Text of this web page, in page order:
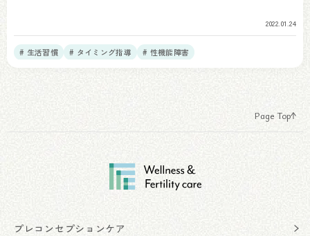
2022.01.24
# 生活習慣 # タイミング指導 # 性機能障害
Page Top
プレコンセプションケア